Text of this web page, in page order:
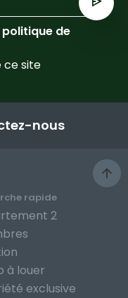
politique de
ce site
nous
rapide
2
à louer
exclusive